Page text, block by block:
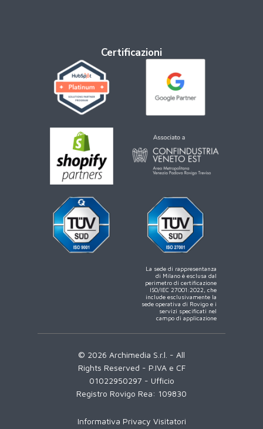
Certificazioni
La sede di rappresentanza
di Milano è esclusa dal
perimetro di certificazione
ISO/IEC 27001:2022, che
include esclusivamente la
sede operativa di Rovigo e i
servizi specificati nel
campo di applicazione
© 2026 Archimedia S.r.l. - All
Rights Reserved - P.IVA e CF
01022950297 - Ufficio
Registro Rovigo Rea: 109830
Informativa Privacy Visitatori